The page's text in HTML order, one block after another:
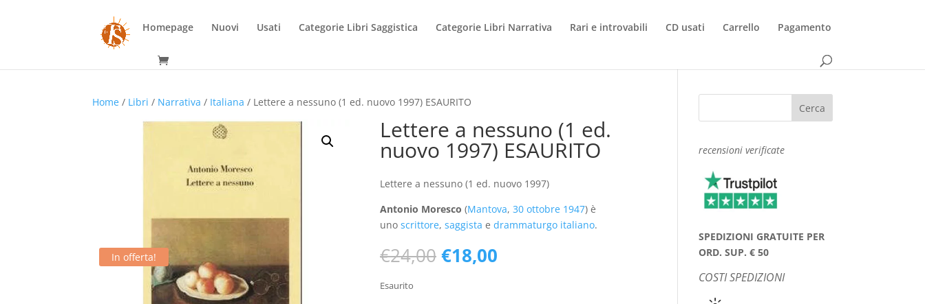
Homepage Nuovi Usati Categorie Libri Saggistica Categorie Libri Narrativa Rari e introvabili CD usati Carrello Pagamento
Home / Libri / Narrativa / Italiana / Lettere a nessuno (1 ed. nuovo 1997) ESAURITO
In offerta!
Lettere a nessuno (1 ed.
nuovo 1997) ESAURITO
Lettere a nessuno (1 ed. nuovo 1997)
Antonio Moresco (Mantova, 30 ottobre 1947) è
uno scrittore, saggista e drammaturgo italiano.
€24,00Il
prezzo
€18,00Il
Esaurito
recensioni verificate
SPEDIZIONI GRATUITE PER
ORD. SUP. € 50
COSTI SPEDIZIONI